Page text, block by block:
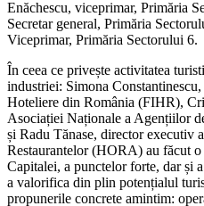
Enăchescu, viceprimar, Primăria
Secretar general, Primăria
Viceprimar, Primăria Sectorului 6.
În ceea ce privește activitatea
industriei: Simona
Hoteliere din România (FIHR),
Asociației Naționale a Agențiilor
și Radu Tănase, director executiv
Restaurantelor (HORA) au făcut
Capitalei, a punctelor forte, dar și
a valorifica din plin potențialul
propunerile concrete amintim: